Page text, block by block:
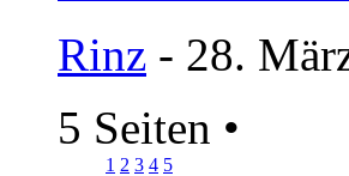
Rinz - 28.
5 Seiten •
1 2 3 4 5